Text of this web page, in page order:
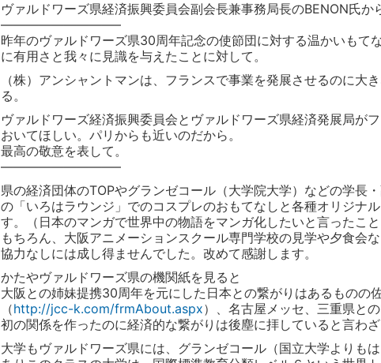
ヴァルドワーズ県経済振興委員会副会長兼事務局長のBENON氏か
—————————–
昨年のヴァルドワーズ県30周年記念の使節団に対する温かいもて
に有用さと我々に見識を与えたことに対して。
（株）アンシャントマンは、フランスで事業を発展させるのに大
る。
ヴァルドワーズ経済振興委員会とヴァルドワーズ県経済発展局が
おいてほしい。パリからも近いのだから。
最高の敬意を表して。
—————————–
県の経済団体のTOPやグランゼコール（大学院大学）などの学長
の「いろはラウンジ」でのコスプレのおもてなしと各種オリジナ
す。（日本のマンガで世界中の物語をマンガ化したいと言ったこと
もちろん、大阪アニメーションスクール専門学校の見学や夕食会
協力なしには成し得ませんでした。改めて感謝します。
かたやヴァルドワーズ県の機関紙を見ると
大阪との姉妹提携30周年を元にした日本との繋がりはあるものの
（http://jcc-k.com/frmAbout.aspx）、名古屋メッセ、三重県と
初の関係を作ったのに経済的な繋がりは後塵に拝していると言わざ
大学もヴァルドワーズ県には、グランゼコール（国立大学よりも